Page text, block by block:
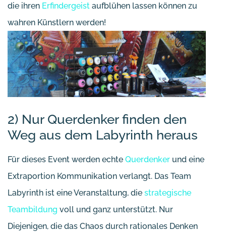
die ihren Erfindergeist aufblühen lassen können zu
wahren Künstlern werden!
2) Nur Querdenker finden den
Weg aus dem Labyrinth heraus
Für dieses Event werden echte Querdenker und eine
Extraportion Kommunikation verlangt. Das Team
Labyrinth ist eine Veranstaltung, die strategische
Teambildung voll und ganz unterstützt. Nur
Diejenigen, die das Chaos durch rationales Denken